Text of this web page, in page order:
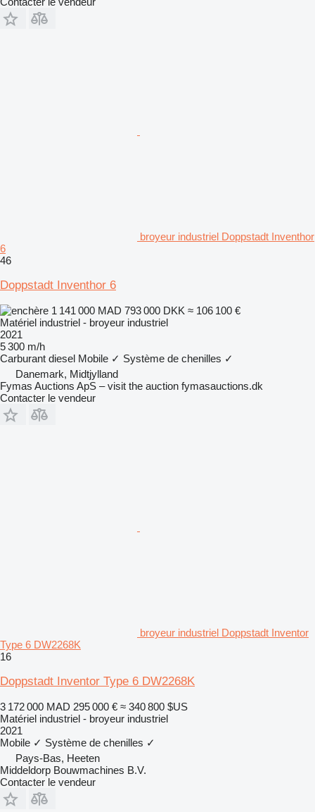
broyeur industriel Doppstadt Inventhor
6
46
Doppstadt Inventhor 6
1 141 000 MAD 793 000 DKK ≈ 106 100 €
Matériel industriel - broyeur industriel
2021
5 300 m/h
Carburant diesel Mobile ✓ Système de chenilles ✓
Danemark, Midtjylland
Fymas Auctions ApS – visit the auction fymasauctions.dk
Contacter le vendeur
broyeur industriel Doppstadt Inventor
Type 6 DW2268K
16
Doppstadt Inventor Type 6 DW2268K
3 172 000 MAD 295 000 € ≈ 340 800 $US
Matériel industriel - broyeur industriel
2021
Mobile ✓ Système de chenilles ✓
Pays-Bas, Heeten
Middeldorp Bouwmachines B.V.
Contacter le vendeur